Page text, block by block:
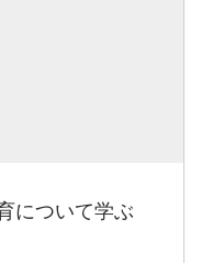
について学ぶ